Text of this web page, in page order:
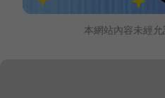
本網站內容未經允